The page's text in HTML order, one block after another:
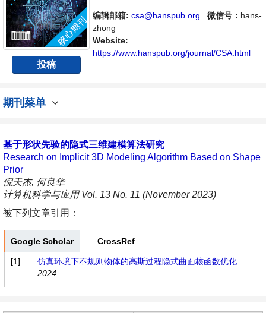
投稿
的科学家、学者、科研人员提供一个传播、分
享和讨论计算机科学领域内不同方向问题与发
展的交流平台。
编辑邮箱: csa@hanspub.org 微信号： hans-
zhong
Website:
https://www.hanspub.org/journal/CSA.html
期刊菜单
基于形状先验的隐式三维建模算法研究
Research on Implicit 3D Modeling Algorithm Based on Shape
Prior
倪天杰, 何良华
计算机科学与应用 Vol. 13 No. 11 (November 2023)
被下列文章引用：
Google Scholar CrossRef
[1]
仿真环境下不规则物体的高斯过程隐式曲面核函数优化
2024